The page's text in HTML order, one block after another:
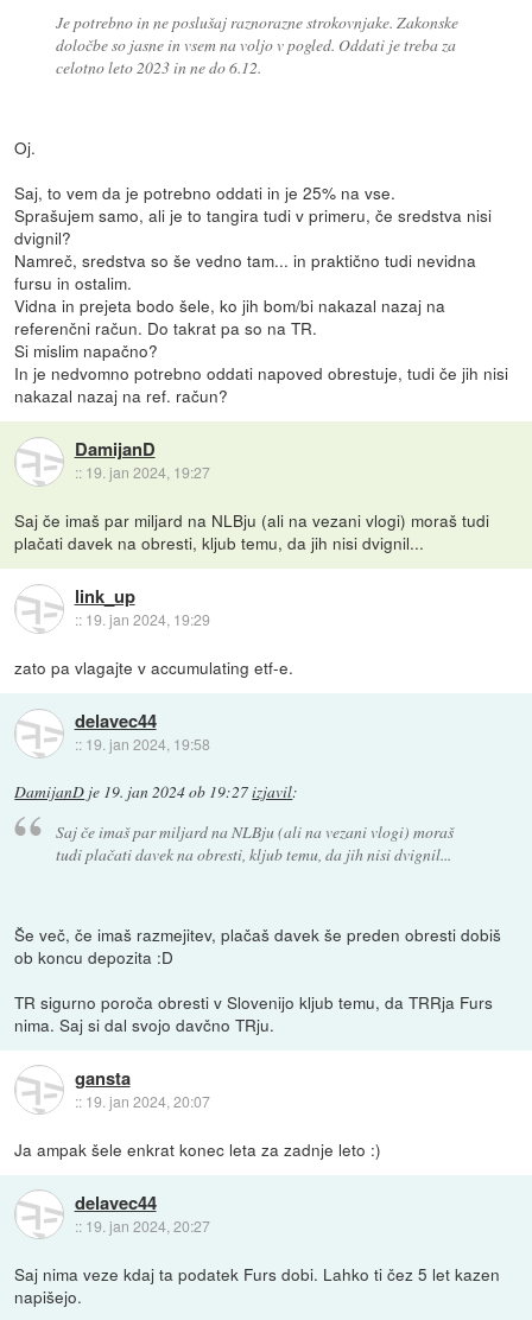
Je potrebno in ne poslušaj raznorazne strokovnjake. Zakonske
določbe so jasne in vsem na voljo v pogled. Oddati je treba za
celotno leto 2023 in ne do 6.12.
Oj.
Saj, to vem da je potrebno oddati in je 25% na vse.
Sprašujem samo, ali je to tangira tudi v primeru, če sredstva nisi
dvignil?
Namreč, sredstva so še vedno tam... in praktično tudi nevidna
fursu in ostalim.
Vidna in prejeta bodo šele, ko jih bom/bi nakazal nazaj na
referenčni račun. Do takrat pa so na TR.
Si mislim napačno?
In je nedvomno potrebno oddati napoved obrestuje, tudi če jih nisi
nakazal nazaj na ref. račun?
DamijanD
:: 19. jan 2024, 19:27
Saj če imaš par miljard na NLBju (ali na vezani vlogi) moraš tudi
plačati davek na obresti, kljub temu, da jih nisi dvignil...
link_up
:: 19. jan 2024, 19:29
zato pa vlagajte v accumulating etf-e.
delavec44
:: 19. jan 2024, 19:58
DamijanD je 19. jan 2024 ob 19:27izjavil:
Saj če imaš par miljard na NLBju (ali na vezani vlogi) moraš
tudi plačati davek na obresti, kljub temu, da jih nisi dvignil...
Še več, če imaš razmejitev, plačaš davek še preden obresti dobiš
ob koncu depozita :D
TR sigurno poroča obresti v Slovenijo kljub temu, da TRRja Furs
nima. Saj si dal svojo davčno TRju.
gansta
:: 19. jan 2024, 20:07
Ja ampak šele enkrat konec leta za zadnje leto :)
delavec44
:: 19. jan 2024, 20:27
Saj nima veze kdaj ta podatek Furs dobi. Lahko ti čez 5 let kazen
napišejo.